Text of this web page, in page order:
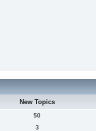
New Topics
50
3